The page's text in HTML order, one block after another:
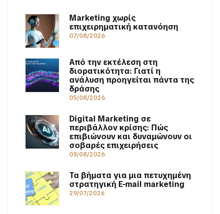
Marketing χωρίς
επιχειρηματική κατανόηση
07/08/2026
Από την εκτέλεση στη
διορατικότητα: Γιατί η
ανάλυση προηγείται πάντα της
δράσης
05/08/2026
Digital Marketing σε
περιβάλλον κρίσης: Πώς
επιβιώνουν και δυναμώνουν οι
σοβαρές επιχειρήσεις
03/08/2026
Τα βήματα για μια πετυχημένη
στρατηγική E-mail marketing
29/07/2026